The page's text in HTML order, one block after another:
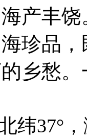
产丰
珍品
乡愁
纬37°